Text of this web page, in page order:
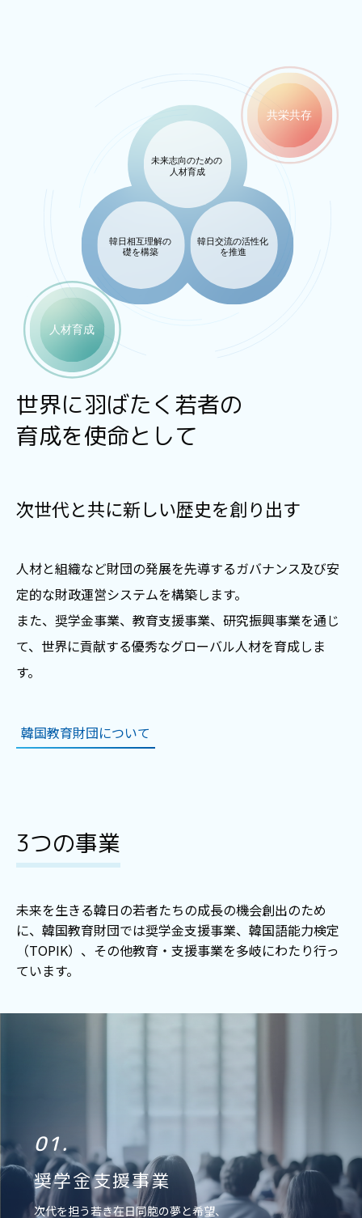
世界に羽ばたく若者の
育成を使命として
次世代と共に新しい歴史を創り出す
人材と組織など財団の発展を先導するガバナンス及び安
定的な財政運営システムを構築します。
また、奨学金事業、教育支援事業、研究振興事業を通じ
て、世界に貢献する優秀なグローバル人材を育成しま
す。
韓国教育財団について
01.
奨学金支援事業
次代を担う若き在日同胞の夢と希望、
3つの事業
未来を生きる韓日の若者たちの成長の機会創出のため
に、韓国教育財団では奨学金支援事業、韓国語能力検定
（TOPIK）、その他教育・支援事業を多岐にわたり行っ
ています。